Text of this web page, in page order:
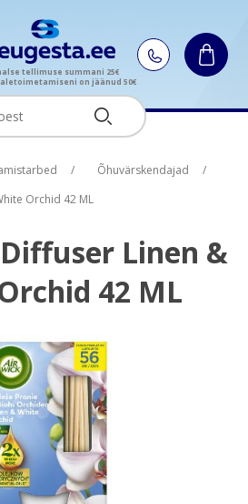
tellimuse summani 25€
on jäänud 50€
/ Õhuvärskendajad
/
Orchid 42 ML
Linen &
42 ML